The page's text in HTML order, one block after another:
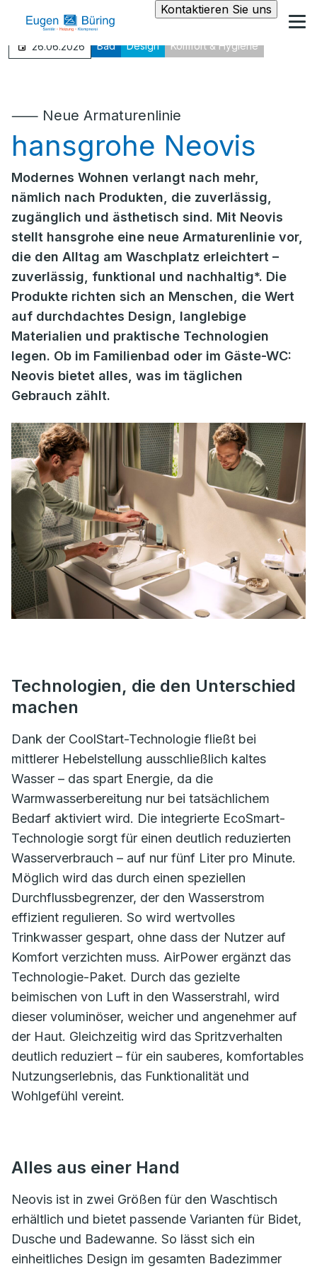
Kontaktieren Sie uns
26.06.2026 Bad Design Komfort & Hygiene
⸺ Neue Armaturenlinie
hansgrohe Neovis
Modernes Wohnen verlangt nach mehr,
nämlich nach Produkten, die zuverlässig,
zugänglich und ästhetisch sind. Mit Neovis
stellt hansgrohe eine neue Armaturenlinie vor,
die den Alltag am Waschplatz erleichtert –
zuverlässig, funktional und nachhaltig*. Die
Produkte richten sich an Menschen, die Wert
auf durchdachtes Design, langlebige
Materialien und praktische Technologien
legen. Ob im Familienbad oder im Gäste-WC:
Neovis bietet alles, was im täglichen
Gebrauch zählt.
Technologien, die den Unterschied
machen
Dank der CoolStart-Technologie fließt bei
mittlerer Hebelstellung ausschließlich kaltes
Wasser – das spart Energie, da die
Warmwasserbereitung nur bei tatsächlichem
Bedarf aktiviert wird. Die integrierte EcoSmart-
Technologie sorgt für einen deutlich reduzierten
Wasserverbrauch – auf nur fünf Liter pro Minute.
Möglich wird das durch einen speziellen
Durchflussbegrenzer, der den Wasserstrom
effizient regulieren. So wird wertvolles
Trinkwasser gespart, ohne dass der Nutzer auf
Komfort verzichten muss. AirPower ergänzt das
Technologie-Paket. Durch das gezielte
beimischen von Luft in den Wasserstrahl, wird
dieser voluminöser, weicher und angenehmer auf
der Haut. Gleichzeitig wird das Spritzverhalten
deutlich reduziert – für ein sauberes, komfortables
Nutzungserlebnis, das Funktionalität und
Wohlgefühl vereint.
Alles aus einer Hand
Neovis ist in zwei Größen für den Waschtisch
erhältlich und bietet passende Varianten für Bidet,
Dusche und Badewanne. So lässt sich ein
einheitliches Design im gesamten Badezimmer